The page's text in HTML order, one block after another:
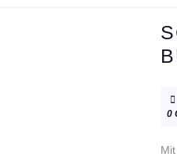
0
Mit nur 5 Schülern fuhren Alex und Florian nach